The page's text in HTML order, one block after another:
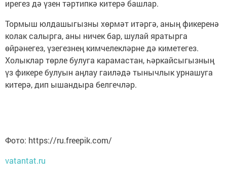
ирегез дә үзен тәртипкә китерә башлар.
Тормыш юлдашыгызны хөрмәт итәргә, аның фикеренә
колак салырга, аны ничек бар, шулай яратырга
өйрәнегез, үзегезнең ким­челекләрне дә киметегез.
Холыклар төрле булуга карамастан, һәркайсыгызның
үз фикере булуын аңлау гаиләдә тынычлык урнашуга
китерә, дип ышандыра белгечләр.
Фото: https://ru.freepik.com/
vatantat.ru